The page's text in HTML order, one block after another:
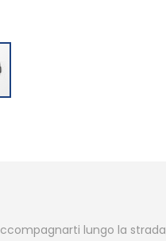
lungo la